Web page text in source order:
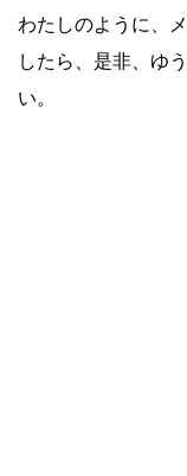
わたしのように、
したら、是非、ゆ
い。